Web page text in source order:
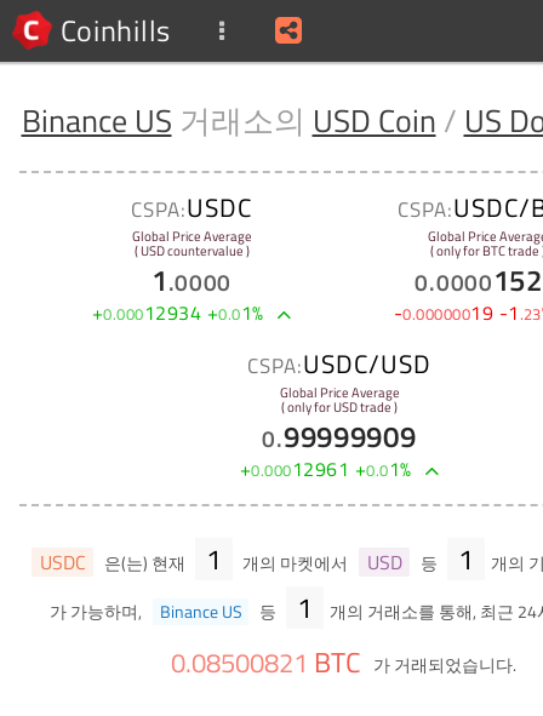
Coinhills
Binance US 거래소의 USD Coin / US
CSPA:USDC
Global Price Average
( USD countervalue )
1.0000
+0.00012934 +0.01%
CSPA:USDC/
Global Price
( only for BTC trade
0.0000
-0.00000019 -1.23
CSPA:USDC/USD
Global Price Average
( only for USD trade )
0.99999909
+0.00012961 +0.01%
USDC 은(는) 현재 1 개의 마켓에서 USD 등 1
개의
가 가능하며,
Binance US 등 1 개의 거래소를 통해, 최근
0.08500821 BTC 가 거래되었습니다.